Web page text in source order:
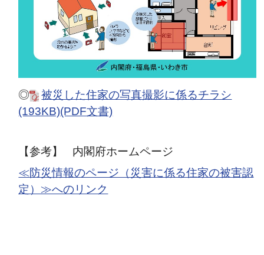
◎
被災した住家の写真撮影に係るチラシ
(193KB)(PDF文書)
【参考】
内閣府ホームページ
≪防災情報のページ（災害に係る住家の被害認
定）≫へのリンク